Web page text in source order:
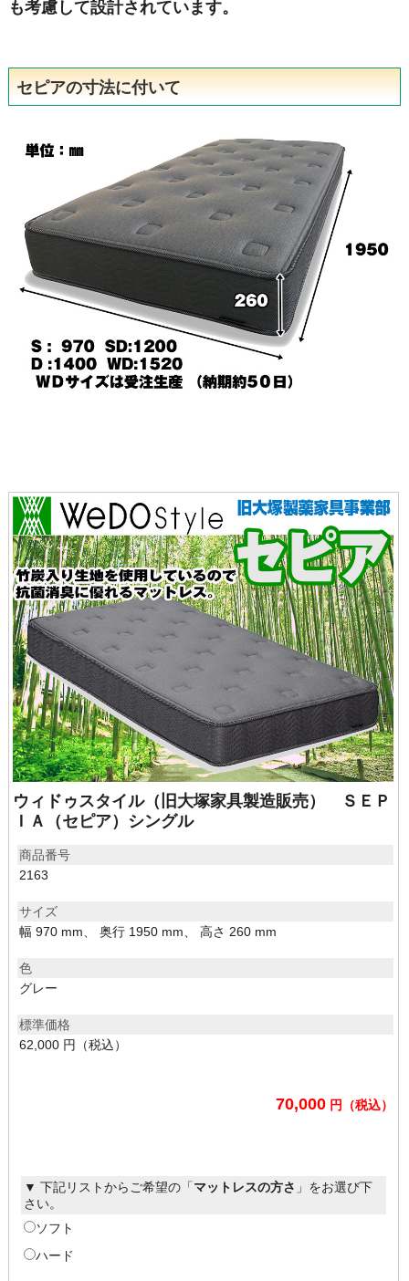
も考慮して設計されています。
セピアの寸法に付いて
ウィドゥスタイル（旧大塚家具製造販売） ＳＥＰ
ＩＡ（セピア）シングル
商品番号
2163
サイズ
幅 970 mm、 奥行 1950 mm、 高さ 260 mm
色
グレー
標準価格
62,000 円（税込）
70,000 円（税込）
▼ 下記リストからご希望の「マットレスの方さ 」をお選び下
さい。
ソフト
ハード